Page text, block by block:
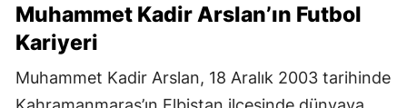
Muhammet Kadir Arslan’ın Futbol
Kariyeri
Muhammet Kadir Arslan, 18 Aralık 2003 tarihinde